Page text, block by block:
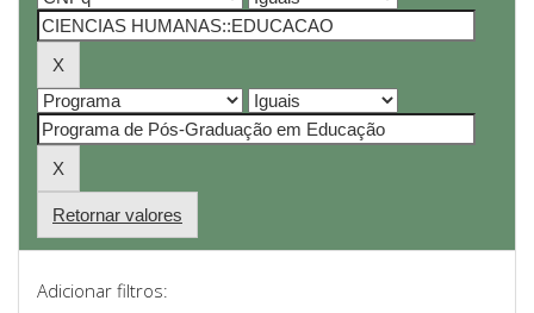
Retornar valores
Adicionar filtros: